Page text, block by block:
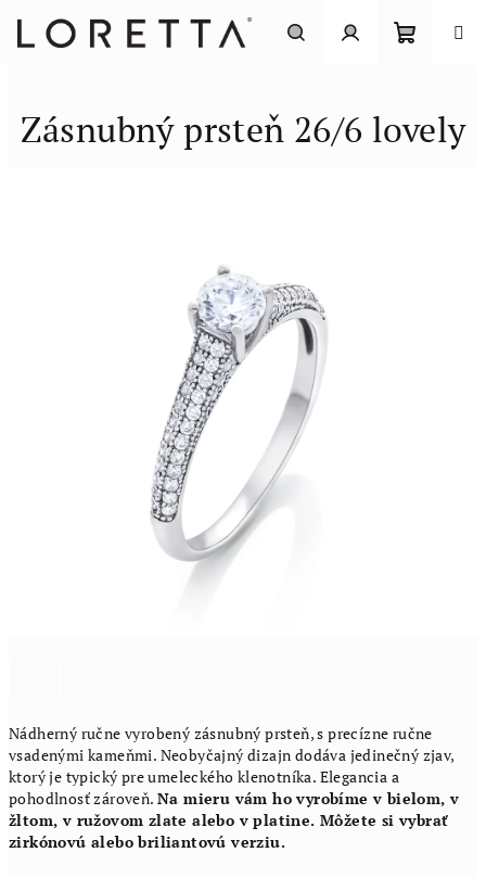
obsah
košík
Nádherný ručne vyrobený zásnubný prsteň, s precízne ručne
vsadenými kameňmi. Neobyčajný dizajn dodáva jedinečný zjav,
ktorý je typický pre umeleckého klenotníka. Elegancia a
pohodlnosť zároveň. Na mieru vám ho vyrobíme v bielom, v
žltom, v ružovom zlate alebo v platine. Môžete si vybrať
zirkónovú alebo briliantovú verziu.
Zásnubný prsteň 26/6 lovely